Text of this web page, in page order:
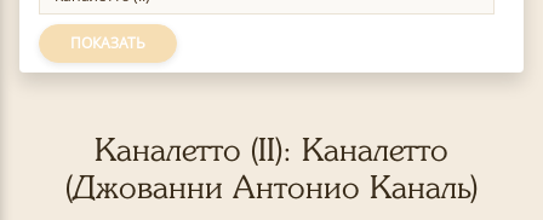
ПОКАЗАТЬ
Каналетто (II): Каналетто
(Джованни Антонио Каналь)